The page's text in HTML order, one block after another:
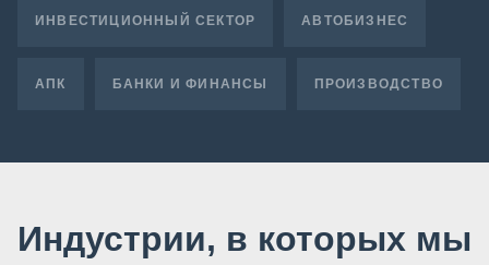
ИНВЕСТИЦИОННЫЙ СЕКТОР АВТОБИЗНЕС
АПК БАНКИ И ФИНАНСЫ ПРОИЗВОДСТВО
Индустрии, в которых мы